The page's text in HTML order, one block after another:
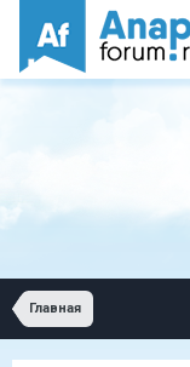
Главная